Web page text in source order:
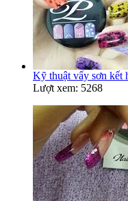
Kỹ thuật vẩy sơn kết
Lượt xem: 5268